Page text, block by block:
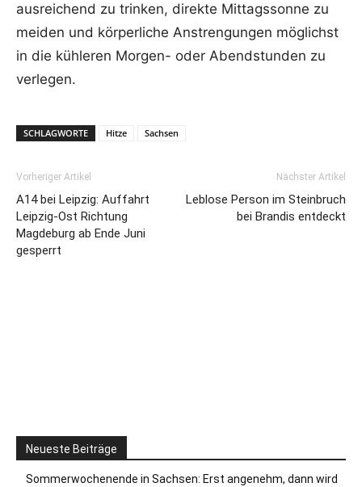
ausreichend zu trinken, direkte Mittagssonne zu
meiden und körperliche Anstrengungen möglichst
in die kühleren Morgen- oder Abendstunden zu
verlegen.
SCHLAGWORTE Hitze Sachsen
Vorheriger Artikel
A14 bei Leipzig: Auffahrt
Leipzig-Ost Richtung
Magdeburg ab Ende Juni
gesperrt
Nächster Artikel
Leblose Person im Steinbruch
bei Brandis entdeckt
Neueste Beiträge
Sommerwochenende in Sachsen: Erst angenehm, dann wird